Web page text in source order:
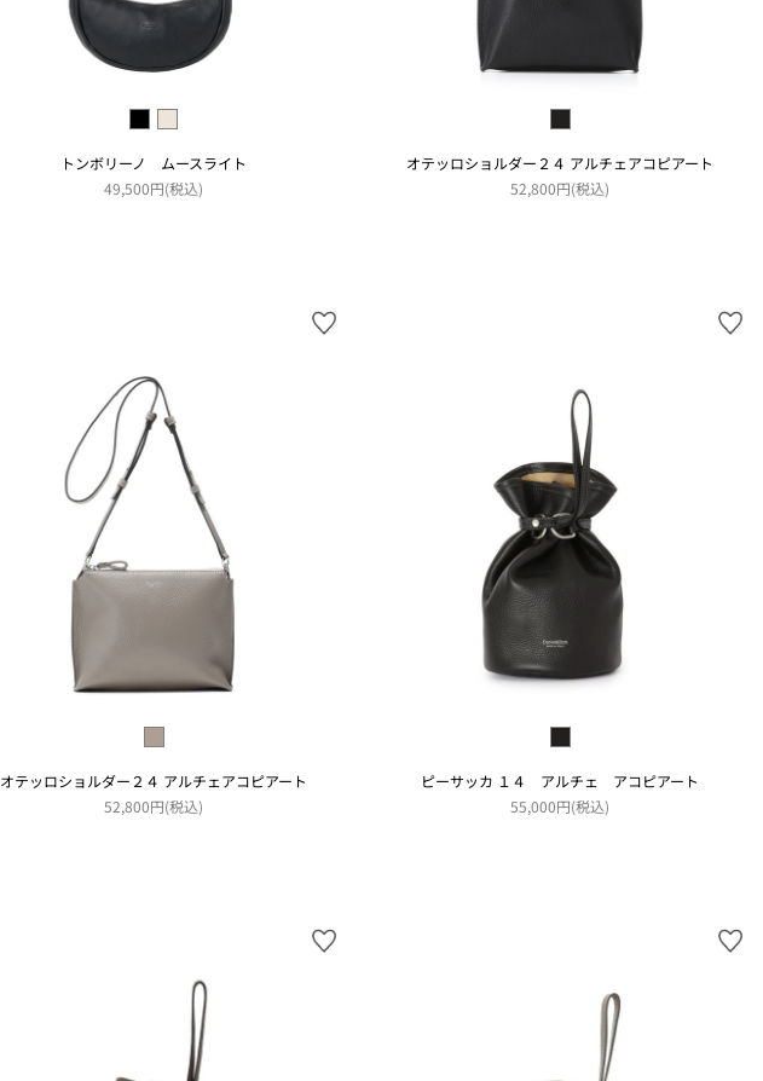
トンボリーノ ムースライト
49,500円(税込)
オテッロショルダー２４ アルチェアコピアート
52,800円(税込)
オテッロショルダー２４ アルチェアコピアート
52,800円(税込)
ピーサッカ １４ アルチェ アコピアート
55,000円(税込)